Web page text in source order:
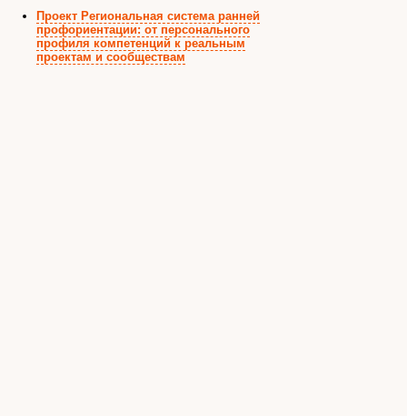
Проект Региональная система ранней
профориентации: от персонального
профиля компетенций к реальным
проектам и сообществам